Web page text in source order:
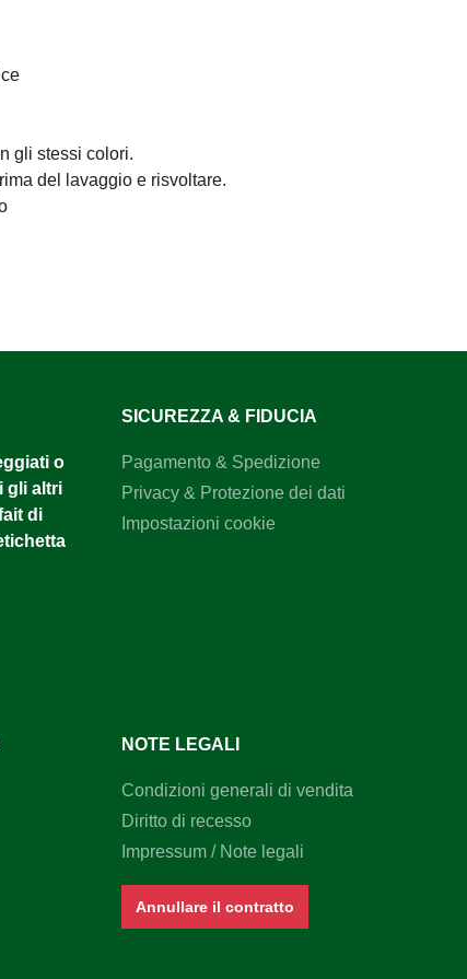
gli stessi colori.
del lavaggio e risvoltare.
o
gli altri
di
SICUREZZA & FIDUCIA
Pagamento & Spedizione
Privacy & Protezione dei dati
Impostazioni cookie
NOTE LEGALI
Condizioni generali di vendita
Diritto di recesso
Impressum / Note legali
Annullare il contratto